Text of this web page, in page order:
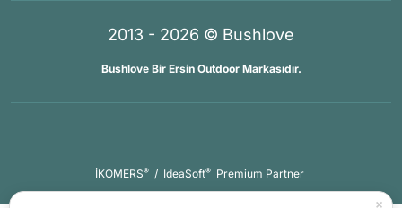
2013 - 2026 © Bushlove
Bushlove Bir Ersin Outdoor Markasıdır.
İKOMERS® / IdeaSoft® Premium Partner